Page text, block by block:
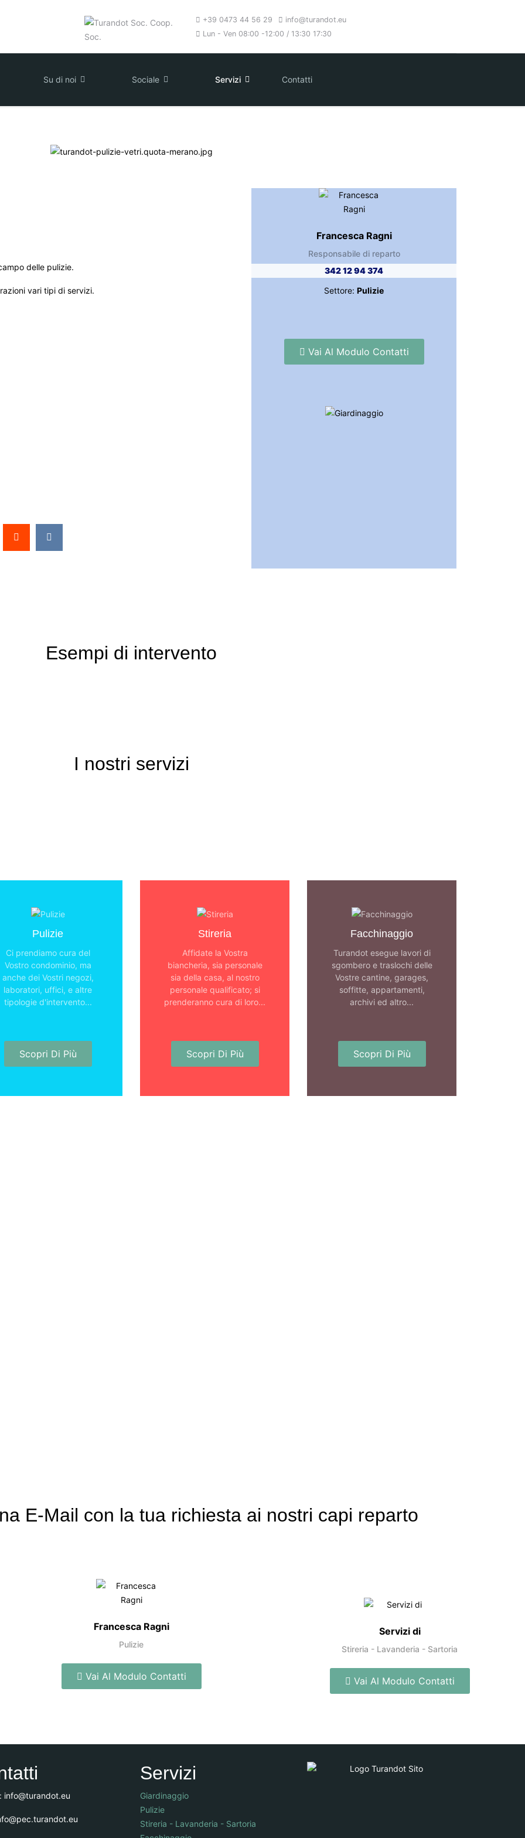
+39 0473 44 56 29
info@turandot.eu
Lun - Ven 08:00 -12:00 / 13:30 17:30
Su di noi Sociale Servizi Contatti
delle pulizie.
vari tipi di servizi.
Francesca Ragni
Responsabile di reparto
342 12 94 374
Settore: Pulizie
Vai Al Modulo Contatti
Esempi di intervento
I nostri servizi
Pulizie
Ci prendiamo cura del
Vostro condominio, ma
anche dei Vostri negozi,
laboratori, uffici, e altre
tipologie d'intervento...
Scopri Di Più
Stireria
Affidate la Vostra
biancheria, sia personale
sia della casa, al nostro
personale qualificato; si
prenderanno cura di loro...
Scopri Di Più
Facchinaggio
Turandot esegue lavori di
sgombero e traslochi delle
Vostre cantine, garages,
soffitte, appartamenti,
archivi ed altro...
Scopri Di Più
E-Mail con la tua richiesta ai nostri capi reparto
Francesca Ragni
Pulizie
Vai Al Modulo Contatti
Servizi di
Stireria - Lavanderia - Sartoria
Vai Al Modulo Contatti
: info@turandot.eu
Servizi
Giardinaggio
Pulizie
Stireria - Lavanderia - Sartoria